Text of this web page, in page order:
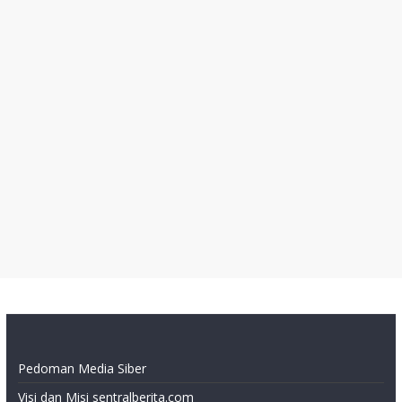
Pedoman Media Siber
Visi dan Misi sentralberita.com